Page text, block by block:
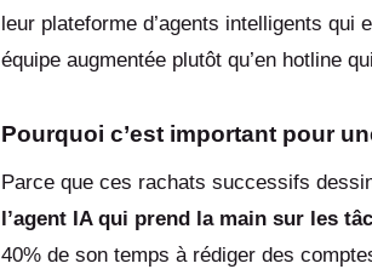
leur plateforme d’agents intelligents
équipe augmentée plutôt qu’en hotline
Pourquoi c’est important pour
Parce que ces rachats successifs
l’agent IA qui prend la main sur les
40% de son temps à rédiger des